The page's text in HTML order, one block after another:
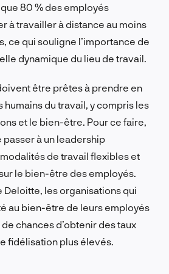
80 % des employés
à travailler à distance au moins
ce qui souligne l’importance de
dynamique du lieu de travail.
être prêtes à prendre en
du travail, y compris les
et le bien-être. Pour ce faire,
passer à un leadership
de travail flexibles et
le bien-être des employés.
Deloitte, les organisations qui
au bien-être de leurs employés
chances d’obtenir des taux
fidélisation plus élevés.